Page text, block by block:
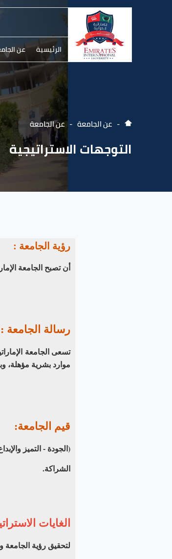
الرئيسية عن
عن الجامعة عن الجامعة
التوجهات الاستراتيجية
رؤية الجامعة :
أن تصبح الجامعة
رسالة الجامعة :
تسعى الجامعة
موارد بشرية مؤهلة،
قيم الجامعة:
(الجودة - التميز
الشراكة.
الغايات
لتحقيق رؤية